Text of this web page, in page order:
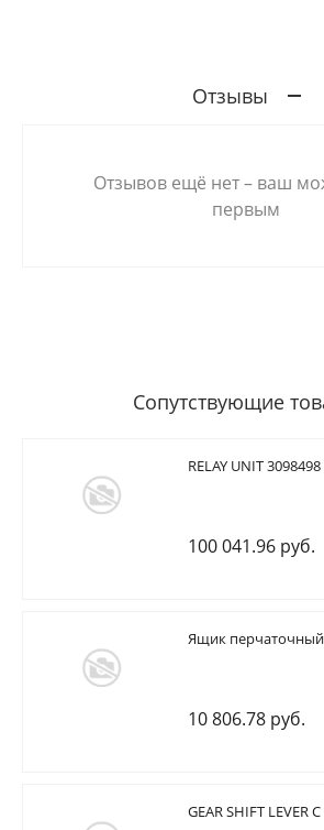
Отзывы
Отзывов ещё нет – ваш
первым
Сопутствующие
RELAY UNIT 3098498
100 041.96 руб.
Ящик перчаточный
10 806.78 руб.
GEAR SHIFT LEVER